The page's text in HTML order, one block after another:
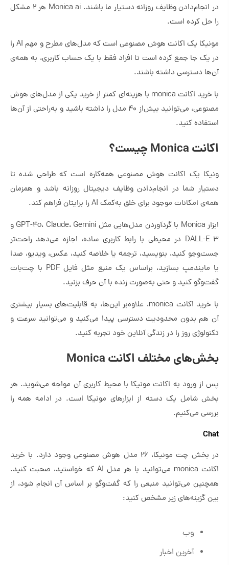
در انجام‌دادن وظایف روزانه دستیار ما باشند. Monica ai هر ۲ مشکل
را حل کرده است.
مونیکا یک اکانت هوش مصنوعی است که مدل‌های مطرح و مهم AI را
در یک جا جمع کرده است تا افراد فقط با یک حساب کاربری، به همه‌ی
آن‌ها دسترسی داشته باشند.
با خرید اکانت monica با هزینه‌ای کمتر از خرید یکی از مدل‌های هوش
مصنوعی، می‌توانید بیش‌از ۴۰ مدل را داشته باشید و به‌راحتی از آن‌ها
استفاده کنید.
اکانت Monica چیست؟
ونیکا یک اکانت هوش مصنوعی همه‌کاره است که طراحی شده تا
دستیار شما در انجام‌دادن وظایف دیجیتال روزانه باشد و همزمان
همه‌ی امکانات موجود برای خلق به‌کمک AI را برایتان فراهم کند.
ابزار Monica با گردآوردن مدل‌هایی مثل GPT-4o، Claude، Gemini و
DALL-E 3 در محیطی با رابط کاربری ساده، اجازه می‌دهد راحت‌تر
جست‌وجو کنید، بنویسید، ترجمه یا خلاصه کنید، عکس، ویدیو، صدا
یا مایندمپ بسازید، براساس یک منبع مثل فایل PDF با چت‌بات
گفت‌وگو کنید و حتی به‌صورت زنده با آن حرف بزنید.
با خرید اکانت monica، علاوه‌بر این‌ها، به قابلیت‌های بسیار بیشتری
آن هم بدون محدودیت دسترسی پیدا می‌کنید و می‌توانید سرعت و
تکنولوژی روز را در زندگی آنلاین خود تجربه کنید.
بخش‌های مختلف اکانت Monica
پس از ورود به اکانت مونیکا با محیط کاربری آن مواجه می‌شوید. هر
بخش شامل یک دسته از ابزارهای مونیکا است. در ادامه همه را
بررسی می‌کنیم.
Chat
در بخش چت مونیکا، ۲۶ مدل هوش مصنوعی وجود دارد. با خرید
اکانت monica‌ می‌توانید با هر مدل AI که خواستید، صحبت کنید.
همچنین می‌توانید منبعی را که گفت‌وگو بر اساس آن انجام شود، از
بین گزینه‌های زیر مشخص کنید:
وب
آخرین اخبار